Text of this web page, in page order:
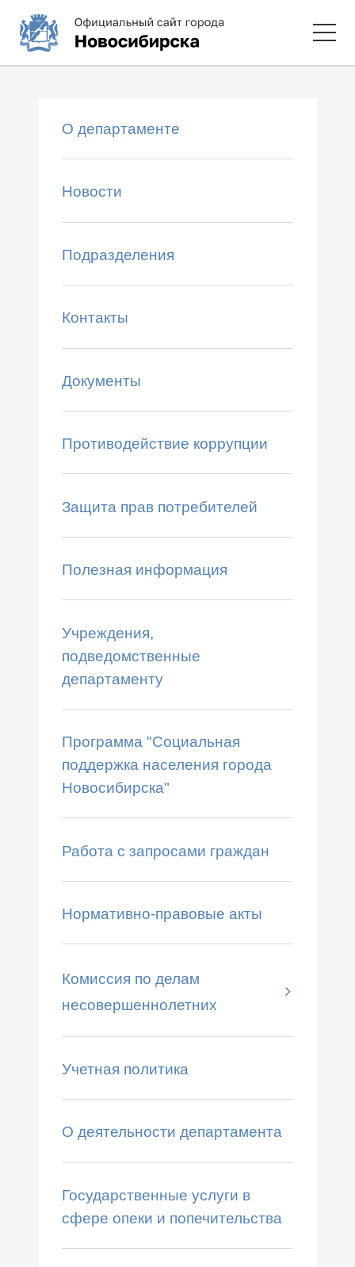
О департаменте
Новости
Подразделения
Контакты
Документы
Противодействие коррупции
Защита прав потребителей
Полезная информация
Учреждения,
подведомственные
департаменту
Программа "Социальная
поддержка населения города
Новосибирска"
Работа с запросами граждан
Нормативно-правовые акты
Комиссия по делам
несовершеннолетних
Учетная политика
О деятельности департамента
Государственные услуги в
сфере опеки и попечительства